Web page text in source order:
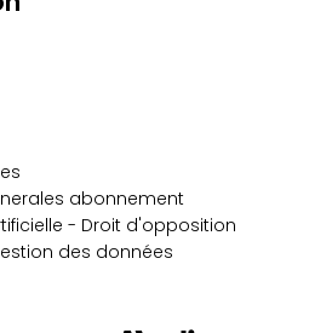
abonnement
- Droit d'opposition
des données